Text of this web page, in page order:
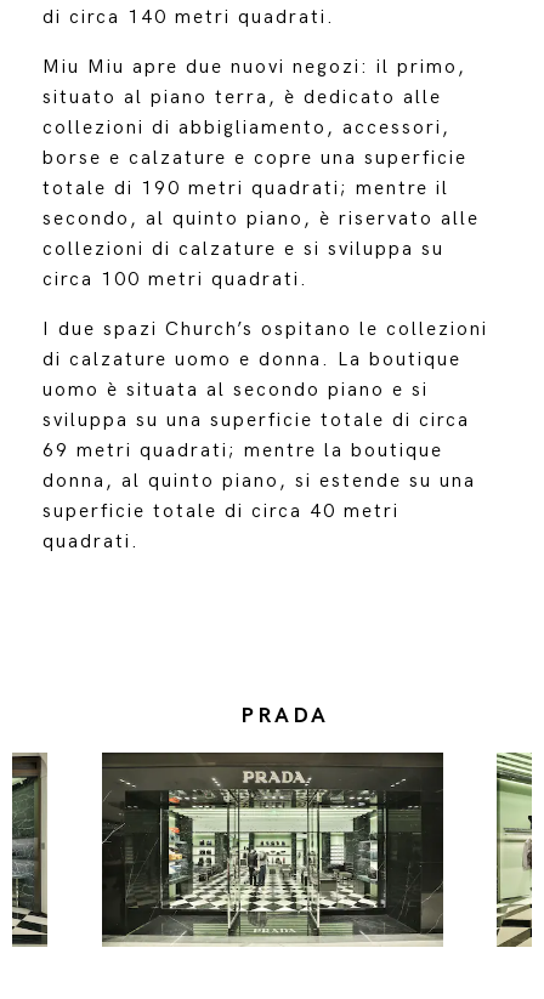
di circa 140 metri quadrati.
Miu Miu apre due nuovi negozi: il primo,
situato al piano terra, è dedicato alle
collezioni di abbigliamento, accessori,
borse e calzature e copre una superficie
totale di 190 metri quadrati; mentre il
secondo, al quinto piano, è riservato alle
collezioni di calzature e si sviluppa su
circa 100 metri quadrati.
I due spazi Church’s ospitano le collezioni
di calzature uomo e donna. La boutique
uomo è situata al secondo piano e si
sviluppa su una superficie totale di circa
69 metri quadrati; mentre la boutique
donna, al quinto piano, si estende su una
superficie totale di circa 40 metri
quadrati.
PRADA